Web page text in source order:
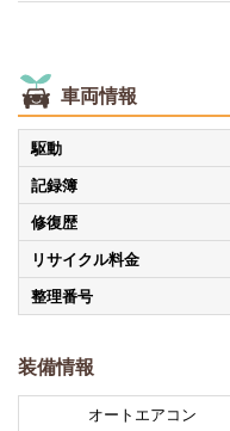
車両情報
駆動
記録簿
修復歴
リサイクル料金
整理番号
装備情報
オートエアコン